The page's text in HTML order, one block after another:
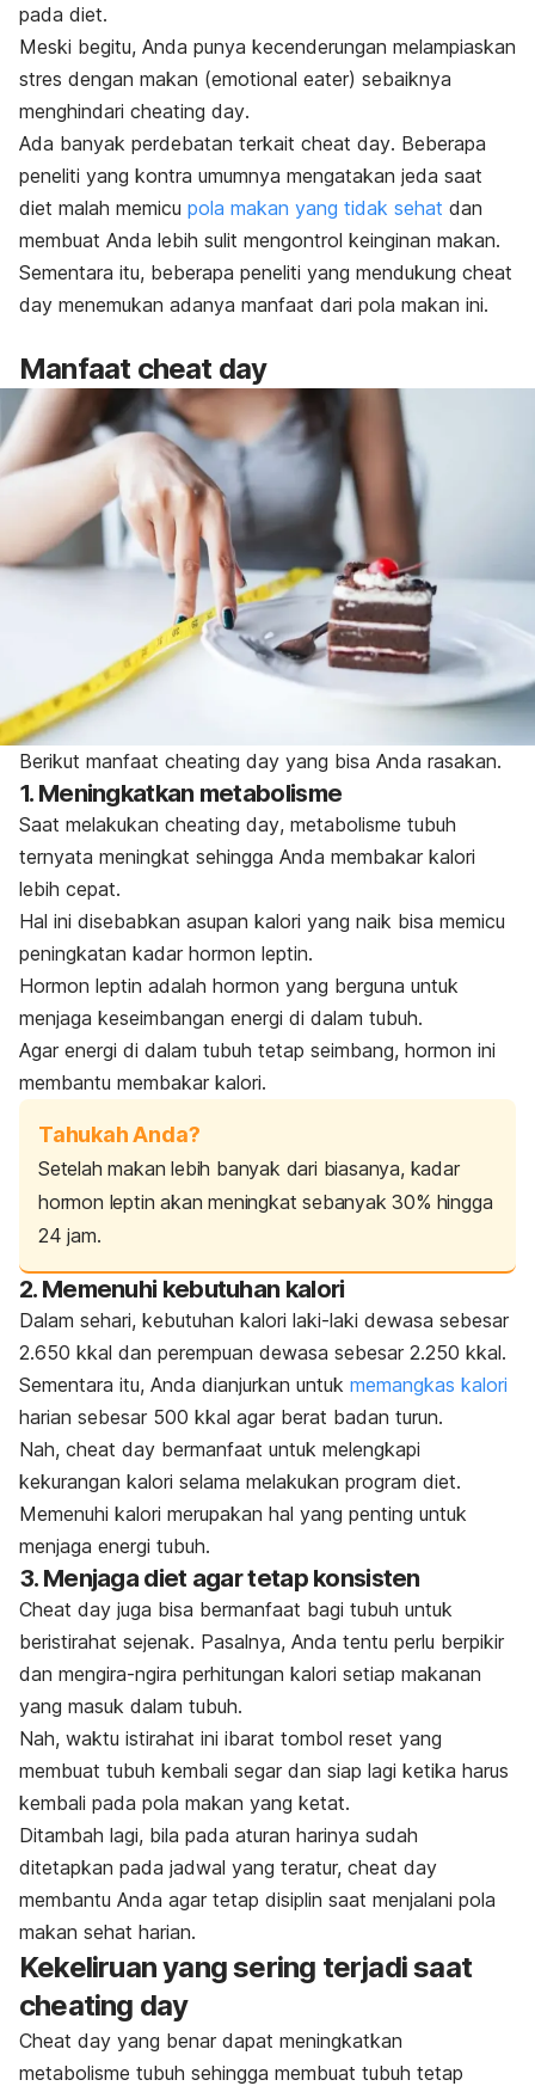
pada diet.
Meski begitu, Anda punya kecenderungan melampiaskan
stres dengan makan (emotional eater) sebaiknya
menghindari cheating day.
Ada banyak perdebatan terkait cheat day. Beberapa
peneliti yang kontra umumnya mengatakan jeda saat
diet malah memicu pola makan yang tidak sehat dan
membuat Anda lebih sulit mengontrol keinginan makan.
Sementara itu, beberapa peneliti yang mendukung cheat
day menemukan adanya manfaat dari pola makan ini.
Manfaat cheat day
Berikut manfaat cheating day yang bisa Anda rasakan.
1. Meningkatkan metabolisme
Saat melakukan cheating day, metabolisme tubuh
ternyata meningkat sehingga Anda membakar kalori
lebih cepat.
Hal ini disebabkan asupan kalori yang naik bisa memicu
peningkatan kadar hormon leptin.
Hormon leptin adalah hormon yang berguna untuk
menjaga keseimbangan energi di dalam tubuh.
Agar energi di dalam tubuh tetap seimbang, hormon ini
membantu membakar kalori.
Tahukah Anda?
Setelah makan lebih banyak dari biasanya, kadar
hormon leptin akan meningkat sebanyak 30% hingga
24 jam.
2. Memenuhi kebutuhan kalori
Dalam sehari, kebutuhan kalori laki-laki dewasa sebesar
2.650 kkal dan perempuan dewasa sebesar 2.250 kkal.
Sementara itu, Anda dianjurkan untuk memangkas kalori
harian sebesar 500 kkal agar berat badan turun.
Nah, cheat day bermanfaat untuk melengkapi
kekurangan kalori selama melakukan program diet.
Memenuhi kalori merupakan hal yang penting untuk
menjaga energi tubuh.
3. Menjaga diet agar tetap konsisten
Cheat day juga bisa bermanfaat bagi tubuh untuk
beristirahat sejenak. Pasalnya, Anda tentu perlu berpikir
dan mengira-ngira perhitungan kalori setiap makanan
yang masuk dalam tubuh.
Nah, waktu istirahat ini ibarat tombol reset yang
membuat tubuh kembali segar dan siap lagi ketika harus
kembali pada pola makan yang ketat.
Ditambah lagi, bila pada aturan harinya sudah
ditetapkan pada jadwal yang teratur, cheat day
membantu Anda agar tetap disiplin saat menjalani pola
makan sehat harian.
Kekeliruan yang sering terjadi saat
cheating day
Cheat day yang benar dapat meningkatkan
metabolisme tubuh sehingga membuat tubuh tetap